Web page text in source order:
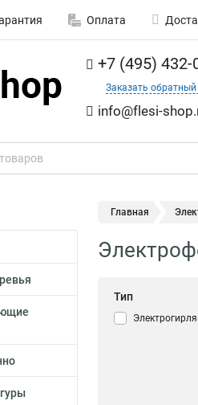
Оплата
+7 (495) 432-
Заказать обратный
info@flesi-
Главная
Тип